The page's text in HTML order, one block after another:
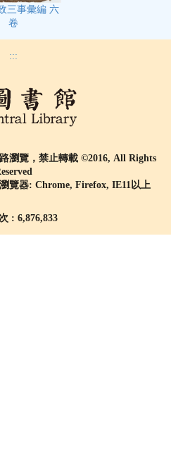
三事彙編 六
卷
:::
瀏覽，禁止轉載 ©2016, All Rights
覽器: Chrome, Firefox, IE11以上
: 6,876,833